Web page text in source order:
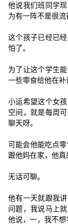
他说我们班同学
为有一阵不是很流
这个孩子已经已
怕了。
为了让这个学生
一些零食给他在补
小运希望这个女
空间，就是每周
聊天呀。
可能会他能吃点
跟他妈在家，他真
无话可聊。
他有一天就跟我
问题，我说马上
他说，一，我不想